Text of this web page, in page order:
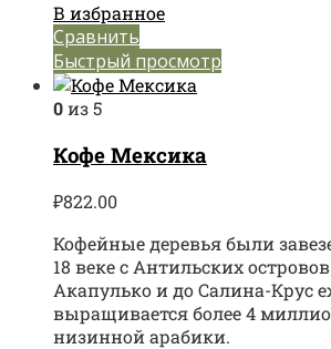
В избранное
Сравнить
Быстрый просмотр
0из 5
Кофе Мексика
₽822.00
Кофейные деревья были
18 веке с Антильских
Акапулько и до Салина-Крус
выращивается более 4
низинной арабики.